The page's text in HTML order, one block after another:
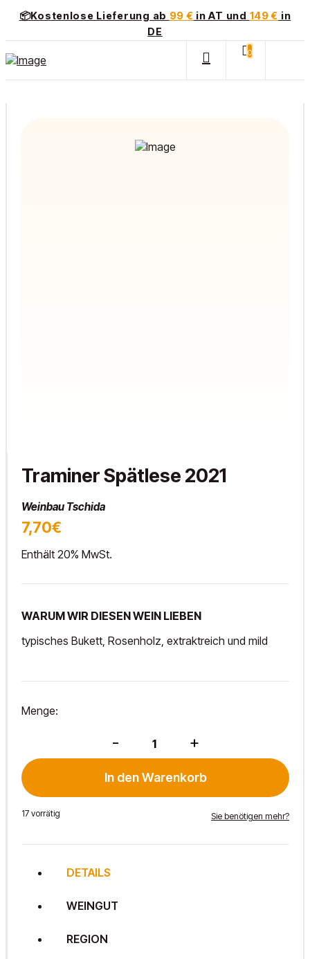
📦Kostenlose Lieferung ab 99 € in AT und 149 € in
DE
0
Traminer Spätlese 2021
Weinbau Tschida
7,70€
Enthält 20% MwSt.
WARUM WIR DIESEN WEIN LIEBEN
typisches Bukett, Rosenholz, extraktreich und mild
Menge:
-
Spätlese
2021
Menge
+
In den Warenkorb
17 vorrätig Sie benötigen mehr?
DETAILS
WEINGUT
REGION